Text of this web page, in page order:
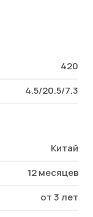
420
4.5/20.5/7.3
Китай
12 месяцев
от 3 лет